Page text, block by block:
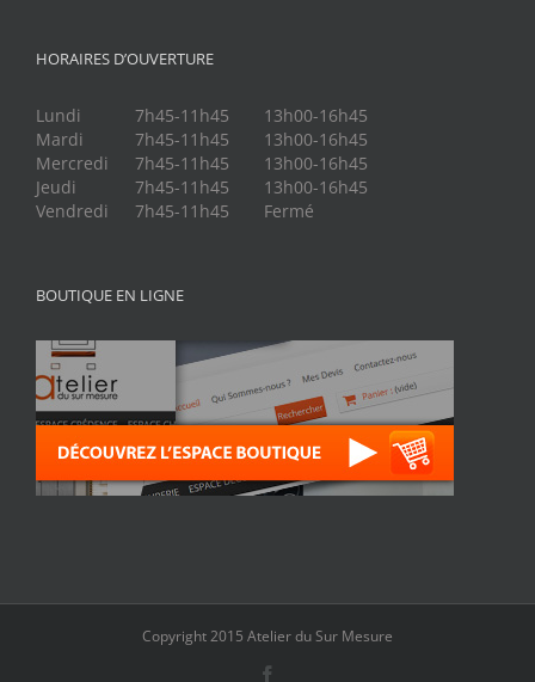
HORAIRES D’OUVERTURE
Lundi 7h45-11h45
13h00-16h45
Mardi
7h45-11h45
13h00-16h45
Mercredi
7h45-11h45
13h00-16h45
Jeudi
7h45-11h45
13h00-16h45
Vendredi
7h45-11h45 Fermé
BOUTIQUE EN LIGNE
Copyright 2015 Atelier du Sur Mesure